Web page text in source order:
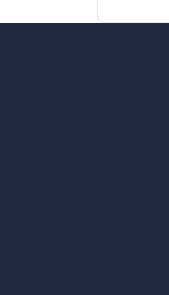
Paginación